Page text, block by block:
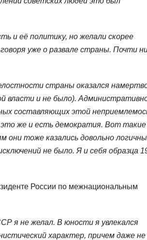
и её политику, но желали скорее
уже о развале страны. Почти
страны оказался
власти и не было).
составляющих этой
же и есть демократия. Вот такие
они тоже казались довольно
не было. Я и себя образца
России по межнациональным
я не желал. В юности я увлекался
характер, причем даже не